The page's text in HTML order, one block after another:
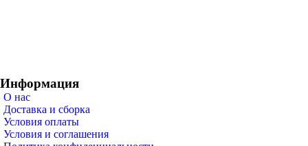
Информация
О нас
Доставка и сборка
Условия оплаты
Условия и соглашения